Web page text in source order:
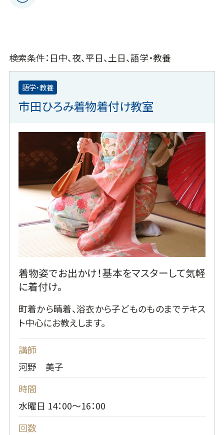
検索条件：日中、夜、平日、土日、語学・教養
市田ひろみ着物着付け教室
語学・教養
着物姿でお出かけ！基本をマスターして気軽
に着付け。
町着から晴着、浴衣から子どものものまでテキス
ト中心にお教えします。
講師
河野 美子
時間
水曜日 14：00～16：00
回数